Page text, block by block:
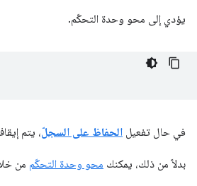
يؤدي إلى محو وحدة التحكّم.
في حال تفعيل الحفاظ على السجلّ، يتم
بدلاً من ذلك، يمكنك محو وحدة التحكّم من